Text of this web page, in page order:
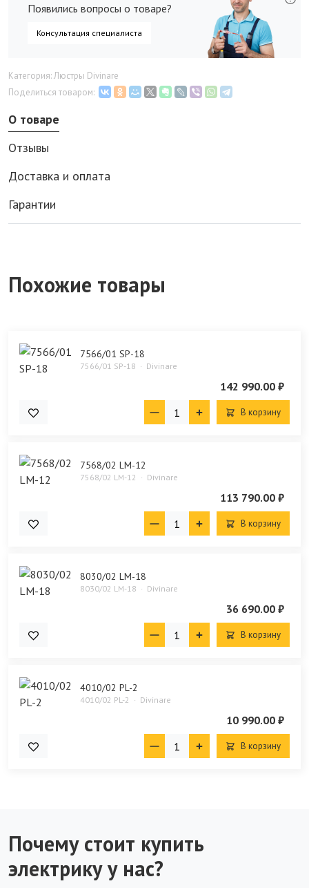
Появились вопросы о товаре?
Консультация специалиста
Категория: Люстры Divinare
Поделиться товаром:
О товаре
Отзывы
Доставка и оплата
Гарантии
Похожие товары
7566/01 SP-18
7566/01 SP-18 Divinare
142 990.00 ₽
В корзину
7568/02 LM-12
7568/02 LM-12 Divinare
113 790.00 ₽
В корзину
8030/02 LM-18
8030/02 LM-18 Divinare
36 690.00 ₽
В корзину
4010/02 PL-2
4010/02 PL-2 Divinare
10 990.00 ₽
В корзину
Почему стоит купить
электрику у нас?